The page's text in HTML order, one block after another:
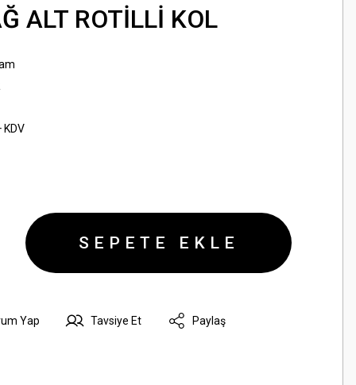
ALT ROTİLLİ KOL
KDV
SEPETE EKLE
Yap Tavsiye Et Paylaş